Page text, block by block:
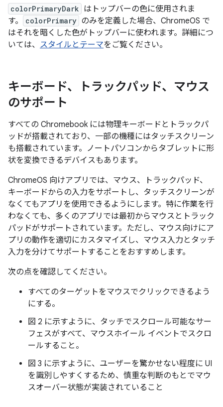
colorPrimaryDark はトップバーの色に使用されま
す。
colorPrimary のみを定義した場合、ChromeOS で
はそれを暗くした色がトップバーに使われます。詳細につ
いては、 スタイルとテーマをご覧ください。
キーボード、トラックパッド、マウス
のサポート
すべての Chromebook には物理キーボードとトラックパ
ッドが搭載されており、一部の機種にはタッチスクリーン
も搭載されています。ノートパソコンからタブレットに形
状を変換できるデバイスもあります。
ChromeOS 向けアプリでは、マウス、トラックパッド、
キーボードからの入力をサポートし、タッチスクリーンが
なくてもアプリを使用できるようにします。特に作業を行
わなくても、多くのアプリでは最初からマウスとトラック
パッドがサポートされています。ただし、マウス向けにア
プリの動作を適切にカスタマイズし、マウス入力とタッチ
入力を分けてサポートすることをおすすめします。
次の点を確認してください。
すべてのターゲットをマウスでクリックできるよう
にする。
図 2 に示すように、タッチでスクロール可能なサー
フェスがすべて、マウスホイール イベントでスクロ
ールすること。
図 3 に示すように、ユーザーを驚かせない程度に UI
を識別しやすくするため、慎重な判断のもとでマウ
スオーバー状態が実装されていること